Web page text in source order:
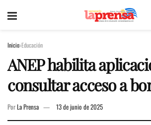
Inicio Educación
ANEP habilita
consultar acceso a
PorLa Prensa 13 de junio de 2025